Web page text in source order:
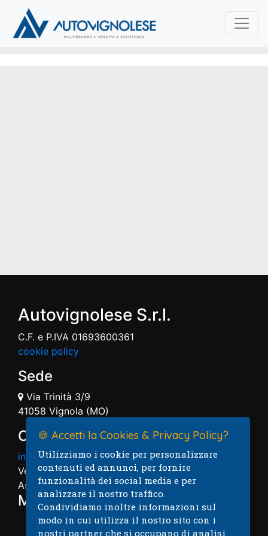
Autovignolese S.r.l.
C.F. e P.IVA 01693600361
cookie policy
Sede
Via Trinità 3/9
41058 Vignola (MO)
Contatti
info@autovignolese.it
Vendita: 059.7574004
Assistenza: 059.7574005
Mappa
🍪 Accetti la Cookies & Privacy Policy?
Utilizziamo i cookie per personalizzare
contenuti ed annunci, per fornire
funzionalità dei social media e per
analizzare il nostro traffico.
Condividiamo inoltre informazioni sul
modo in cui utilizza il nostro sito con i
nostri partner che si occupano di analisi